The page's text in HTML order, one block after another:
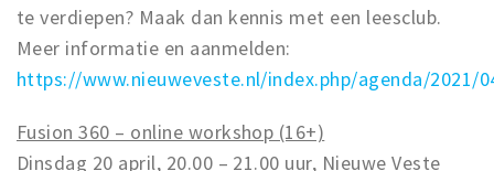
te verdiepen? Maak dan kennis met een leesclub.
Meer informatie en aanmelden:
https://www.nieuweveste.nl/index.php/agenda/2021/
Fusion 360 – online workshop (16+)
Dinsdag 20 april, 20.00 – 21.00 uur, Nieuwe Veste